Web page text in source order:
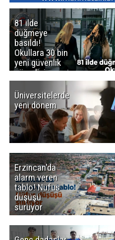
81 ilde
düğmeye
basıldı!
Okullara 30 bin
yeni güvenlik
görevlisi
Üniversitelerde
yeni dönem
Erzincan'da
alarm veren
tablo! Nüfus
düşüşü
sürüyor